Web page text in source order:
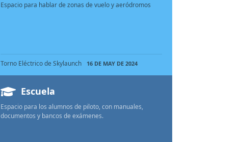
Espacio para hablar de zonas de vuelo y aeródromos
Torno Eléctrico de Skylaunch 16 DE MAY DE 2024
Escuela
Espacio para los alumnos de piloto, con manuales,
documentos y bancos de exámenes.